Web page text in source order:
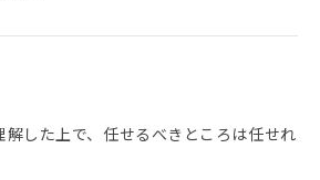
した上で、任せるべきところは任せれ